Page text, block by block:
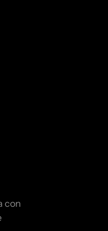
con